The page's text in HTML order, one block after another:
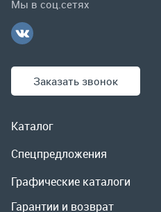
Спецпредложения
Гарантии и возврат